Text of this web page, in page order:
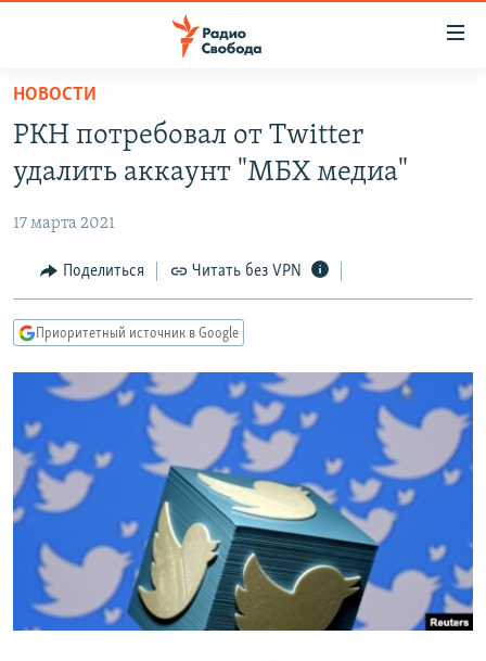
упрощенного
доступа
основному
Вернутся
главной
навигации
Вернутся
поиску
АВТОРСКИЕ ПРОЕКТЫ
ЦИТАТЫ СВОБОДЫ
МНЕНИЯ
IDEL.РЕАЛИИ
КАВКАЗ.РЕАЛИИ
СЕВЕР.РЕАЛИИ
СИБИРЬ.РЕАЛИИ
РАСПИСАНИЕ ВЕЩАНИЯ
ПОДПИШИТЕСЬ НА РАССЫЛКУ
СОЦИАЛЬНЫЕ СЕТИ
НОВОСТИ
РКН потребовал от Twitter
удалить аккаунт "МБХ медиа"
17 марта 2021
Поделиться Читать без VPN
Приоритетный источник в Google